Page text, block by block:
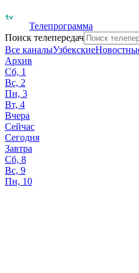
Телепрограмма
Поиск телепередач
Все каналыУзбекские
Архив
Сб, 1
Вс, 2
Пн, 3
Вт, 4
Вчера
Сейчас
Сегодня
Завтра
Сб, 8
Вс, 9
Пн, 10